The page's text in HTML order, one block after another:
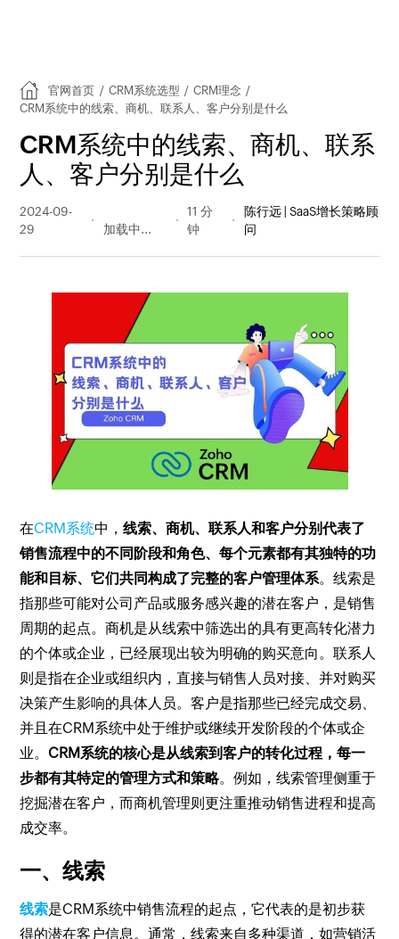
官网首页 / CRM系统选型 / CRM理念 /
CRM系统中的线索、商机、联系人、客户分别是什么
CRM系统中的线索、商机、联系
人、客户分别是什么
2024-09-
29
量
11 分
钟
陈行远 | SaaS增长策略顾
问
在CRM系统中，线索、商机、联系人和客户分别代表了
销售流程中的不同阶段和角色、每个元素都有其独特的功
能和目标、它们共同构成了完整的客户管理体系。线索是
指那些可能对公司产品或服务感兴趣的潜在客户，是销售
周期的起点。商机是从线索中筛选出的具有更高转化潜力
的个体或企业，已经展现出较为明确的购买意向。联系人
则是指在企业或组织内，直接与销售人员对接、并对购买
决策产生影响的具体人员。客户是指那些已经完成交易、
并且在CRM系统中处于维护或继续开发阶段的个体或企
业。 CRM系统的核心是从线索到客户的转化过程，每一
步都有其特定的管理方式和策略。例如，线索管理侧重于
挖掘潜在客户，而商机管理则更注重推动销售进程和提高
成交率。
一、线索
线索是CRM系统中销售流程的起点，它代表的是初步获
得的潜在客户信息。通常，线索来自多种渠道，如营销活